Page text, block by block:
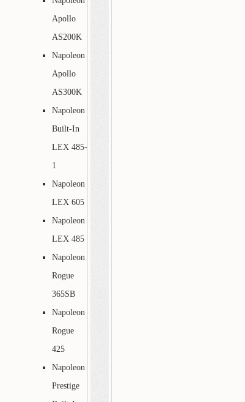
Apollo
AS200K
Napoleon
Apollo
AS300K
Napoleon
Built-In
LEX 485-
1
Napoleon
LEX 605
Napoleon
LEX 485
Napoleon
Rogue
365SB
Napoleon
Rogue
425
Napoleon
Prestige